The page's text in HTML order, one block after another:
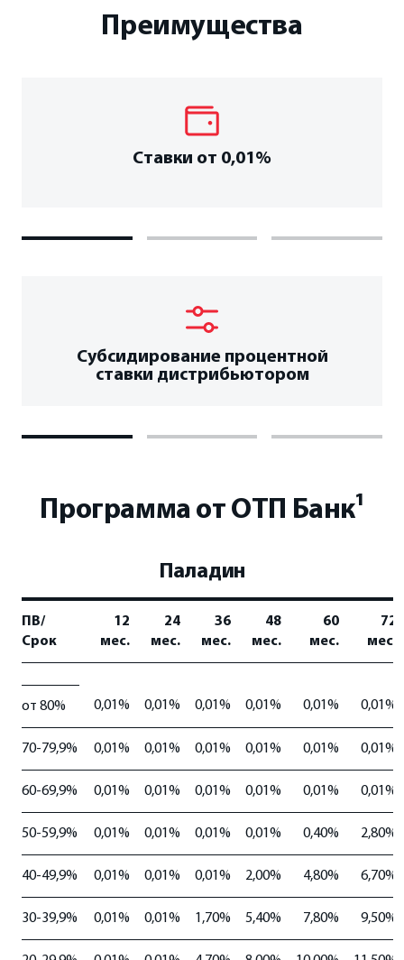
Преимущества
Ставки от 0,01%
Субсидирование процентной
ставки дистрибьютором
Программа от ОТП Банк¹
Паладин
ПВ/
Срок
12
мес.
24
мес.
36
мес.
48
мес.
60
мес.
72
мес.
от 80% 0,01% 0,01% 0,01% 0,01% 0,01% 0,01%
70-79,9% 0,01% 0,01% 0,01% 0,01% 0,01% 0,01%
60-69,9% 0,01% 0,01% 0,01% 0,01% 0,01% 0,01%
50-59,9% 0,01% 0,01% 0,01% 0,01% 0,40% 2,80%
40-49,9% 0,01% 0,01% 0,01% 2,00% 4,80% 6,70%
30-39,9% 0,01% 0,01% 1,70% 5,40% 7,80% 9,50%